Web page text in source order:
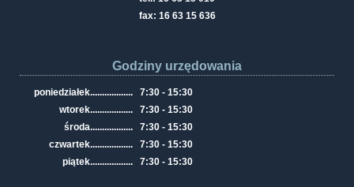
fax: 16 63 15 636
Godziny urzędowania
poniedziałek..................
7:30 - 15:30
wtorek..................
7:30 - 15:30
środa..................
7:30 - 15:30
czwartek..................
7:30 - 15:30
piątek.................. 7:30 - 15:30